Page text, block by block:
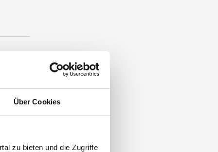
Über Cookies
zu bieten und die Zugriffe